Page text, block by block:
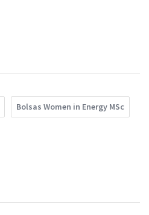
Bolsas Women in Energy MSc